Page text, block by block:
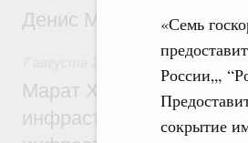
«Семь
России„,
сокрытие
Денис Мантуров
Бюджеты
Марат Хуснуллин: 15
инфраструктуры